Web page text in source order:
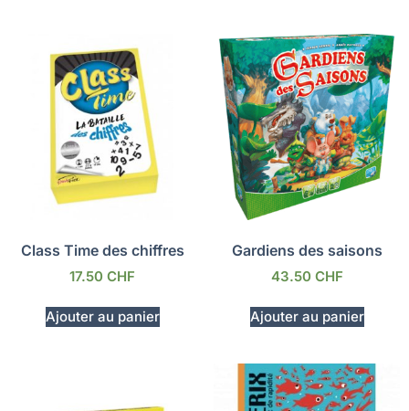
Class Time des chiffres
17.50 CHF
Ajouter au panier
Gardiens des saisons
43.50 CHF
Ajouter au panier